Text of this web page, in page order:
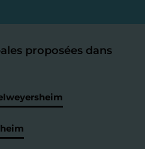
proposées dans